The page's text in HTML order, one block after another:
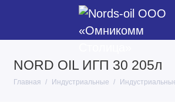
NORD OIL ИГП 30 205л
Главная Индустриальные